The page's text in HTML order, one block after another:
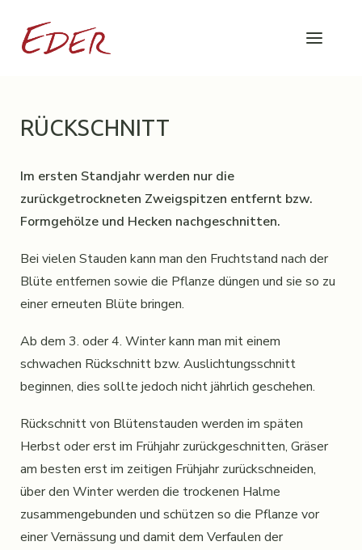
RÜCKSCHNITT
Im ersten Standjahr werden nur die
zurückgetrockneten Zweigspitzen entfernt bzw.
Formgehölze und Hecken nachgeschnitten.
Bei vielen Stauden kann man den Fruchtstand nach der
Blüte entfernen sowie die Pflanze düngen und sie so zu
einer erneuten Blüte bringen.
Ab dem 3. oder 4. Winter kann man mit einem
schwachen Rückschnitt bzw. Auslichtungsschnitt
beginnen, dies sollte jedoch nicht jährlich geschehen.
Rückschnitt von Blütenstauden werden im späten
Herbst oder erst im Frühjahr zurückgeschnitten, Gräser
am besten erst im zeitigen Frühjahr zurückschneiden,
über den Winter werden die trockenen Halme
zusammengebunden und schützen so die Pflanze vor
einer Vernässung und damit dem Verfaulen der